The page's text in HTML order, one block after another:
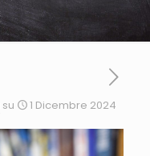
su 1 Dicembre 2024